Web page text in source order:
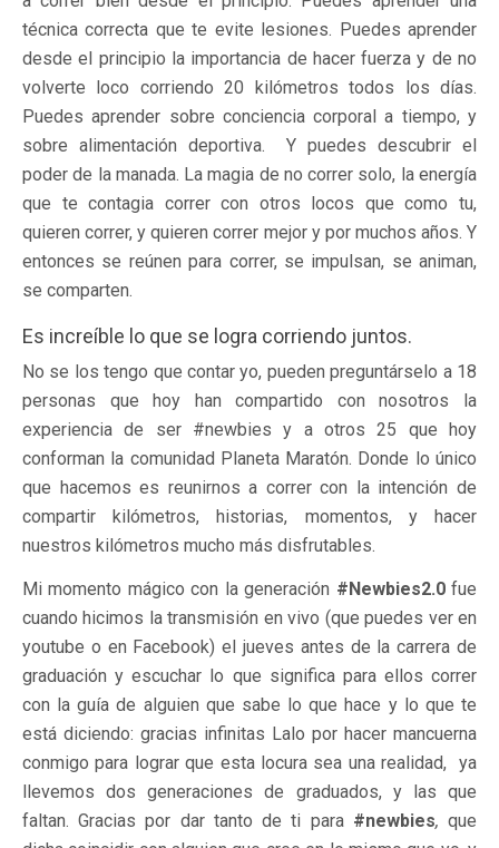
técnica correcta que te evite lesiones. Puedes aprender
desde el principio la importancia de hacer fuerza y de no
volverte loco corriendo 20 kilómetros todos los días.
Puedes aprender sobre conciencia corporal a tiempo, y
sobre alimentación deportiva. Y puedes descubrir el
poder de la manada. La magia de no correr solo, la energía
que te contagia correr con otros locos que como tu,
quieren correr, y quieren correr mejor y por muchos años. Y
entonces se reúnen para correr, se impulsan, se animan,
se comparten.
Es increíble lo que se logra corriendo juntos.
No se los tengo que contar yo, pueden preguntárselo a 18
personas que hoy han compartido con nosotros la
experiencia de ser #newbies y a otros 25 que hoy
conforman la comunidad Planeta Maratón. Donde lo único
que hacemos es reunirnos a correr con la intención de
compartir kilómetros, historias, momentos, y hacer
nuestros kilómetros mucho más disfrutables.
Mi momento mágico con la generación #Newbies2.0fue
cuando hicimos la transmisión en vivo (que puedes ver en
youtube o en Facebook) el jueves antes de la carrera de
graduación y escuchar lo que significa para ellos correr
con la guía de alguien que sabe lo que hace y lo que te
está diciendo: gracias infinitas Lalo por hacer mancuerna
conmigo para lograr que esta locura sea una realidad, ya
llevemos dos generaciones de graduados, y las que
faltan. Gracias por dar tanto de ti para #newbies, que